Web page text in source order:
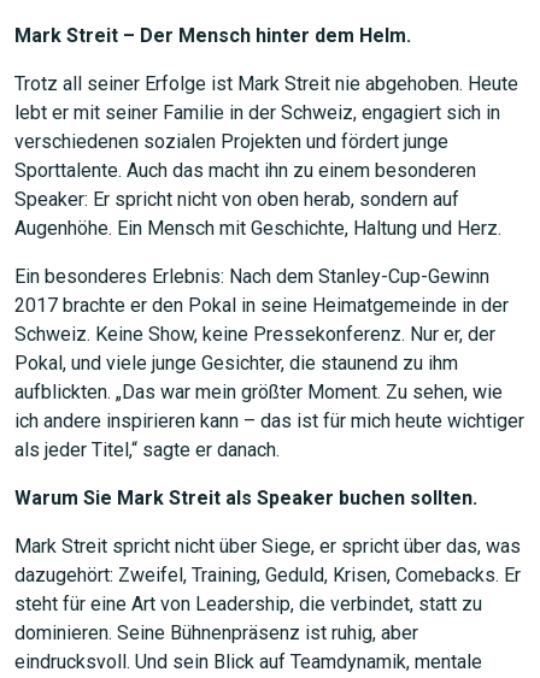
Mark Streit – Der Mensch hinter dem Helm.
Trotz all seiner Erfolge ist Mark Streit nie abgehoben. Heute
lebt er mit seiner Familie in der Schweiz, engagiert sich in
verschiedenen sozialen Projekten und fördert junge
Sporttalente. Auch das macht ihn zu einem besonderen
Speaker: Er spricht nicht von oben herab, sondern auf
Augenhöhe. Ein Mensch mit Geschichte, Haltung und Herz.
Ein besonderes Erlebnis: Nach dem Stanley-Cup-Gewinn
2017 brachte er den Pokal in seine Heimatgemeinde in der
Schweiz. Keine Show, keine Pressekonferenz. Nur er, der
Pokal, und viele junge Gesichter, die staunend zu ihm
aufblickten. „Das war mein größter Moment. Zu sehen, wie
ich andere inspirieren kann – das ist für mich heute wichtiger
als jeder Titel,“ sagte er danach.
Warum Sie Mark Streit als Speaker buchen sollten.
Mark Streit spricht nicht über Siege, er spricht über das, was
dazugehört: Zweifel, Training, Geduld, Krisen, Comebacks. Er
steht für eine Art von Leadership, die verbindet, statt zu
dominieren. Seine Bühnenpräsenz ist ruhig, aber
eindrucksvoll. Und sein Blick auf Teamdynamik, mentale